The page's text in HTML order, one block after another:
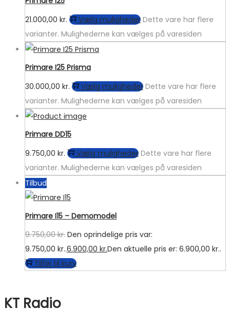
21.000,00 kr. Vælg muligheder Dette vare har flere
varianter. Mulighederne kan vælges på varesiden
Primare I25 Prisma
30.000,00 kr. Vælg muligheder Dette vare har flere
varianter. Mulighederne kan vælges på varesiden
Primare DD15
9.750,00 kr. Vælg muligheder Dette vare har flere
varianter. Mulighederne kan vælges på varesiden
Tilbud
Primare I15 – Demomodel
9.750,00kr. Den oprindelige pris var:
9.750,00 kr..6.900,00 kr.Den aktuelle pris er: 6.900,00 kr..
Tilføj til kurv
KT Radio